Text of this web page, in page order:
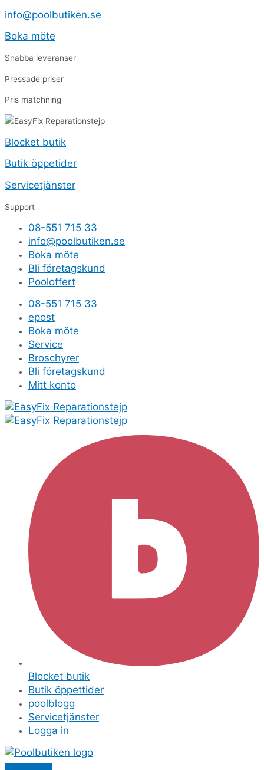
till
innehåll
info@poolbutiken.se
Boka möte
Snabba leveranser
Pressade priser
Pris matchning
Blocket butik
Butik öppetider
Servicetjänster
Support
08-551 715 33
info@poolbutiken.se
Boka möte
Bli företagskund
Pooloffert
08-551 715 33
epost
Boka möte
Service
Broschyrer
Bli företagskund
Mitt konto
Blocket butik
Butik öppettider
poolblogg
Servicetjänster
Logga in
underdel
eXO
mängd